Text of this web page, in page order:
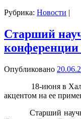
Рубрика: Новости |
Старший
Опубликовано
18-июня в Халле,
акцентом на ее
Старший научный